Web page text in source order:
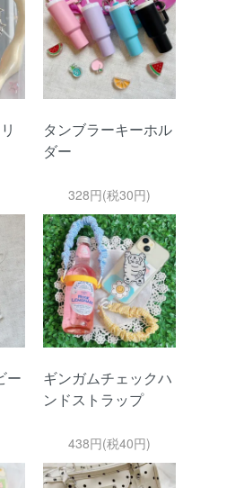
タンブラーキーホル
ダー
328円(税30円)
ー
ギンガムチェックハ
ンドストラップ
438円(税40円)